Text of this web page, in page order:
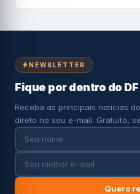
NEWSLETTER
Fique por dentro do DF
Receba as principais notícias
direto no seu e-mail. Gratuito,
Quero